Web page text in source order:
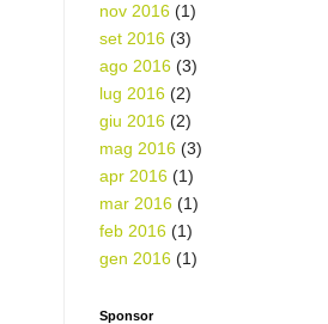
nov 2016 (1)
set 2016 (3)
ago 2016 (3)
lug 2016 (2)
giu 2016 (2)
mag 2016 (3)
apr 2016 (1)
mar 2016 (1)
feb 2016 (1)
gen 2016 (1)
Sponsor